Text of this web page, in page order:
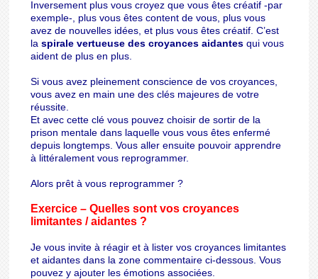
Inversement plus vous croyez que vous êtes créatif -par
exemple-, plus vous êtes content de vous, plus vous
avez de nouvelles idées, et plus vous êtes créatif. C’est
la spirale vertueuse des croyances aidantes qui vous
aident de plus en plus.
Si vous avez pleinement conscience de vos croyances,
vous avez en main une des clés majeures de votre
réussite.
Et avec cette clé vous pouvez choisir de sortir de la
prison mentale dans laquelle vous vous êtes enfermé
depuis longtemps. Vous aller ensuite pouvoir apprendre
à littéralement vous reprogrammer.
Alors prêt à vous reprogrammer ?
Exercice – Quelles sont vos croyances
limitantes / aidantes ?
Je vous invite à réagir et à lister vos croyances limitantes
et aidantes dans la zone commentaire ci-dessous. Vous
pouvez y ajouter les émotions associées.